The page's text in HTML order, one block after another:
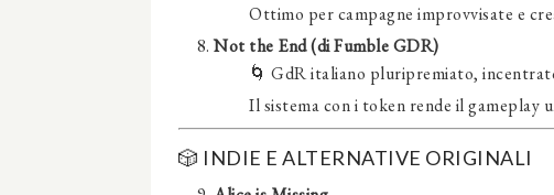
Ottimo per campagne improvvisate e
Not the End (di Fumble GDR)
🌀 GdR italiano pluripremiato,
Il sistema con i token rende il gameplay
🎲 INDIE E ALTERNATIVE ORIGINALI